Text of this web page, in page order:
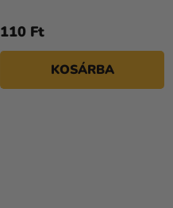
110 Ft
KOSÁRBA